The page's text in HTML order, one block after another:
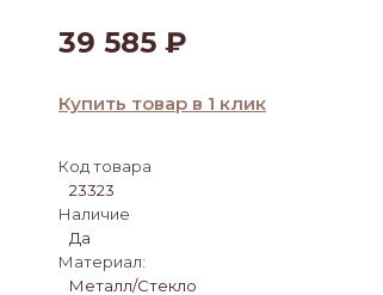
39 585 ₽
Купить товар в 1 клик
Код товара
23323
Наличие
Да
Материал:
Металл/Стекло